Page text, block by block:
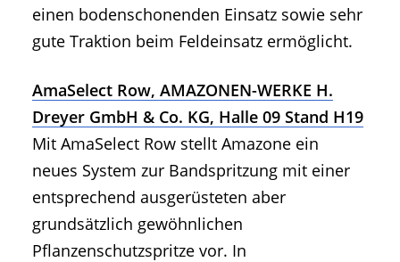
einen bodenschonenden Einsatz sowie sehr
gute Traktion beim Feldeinsatz ermöglicht.
AmaSelect Row, AMAZONEN-WERKE H.
Dreyer GmbH & Co. KG, Halle 09 Stand H19
Mit AmaSelect Row stellt Amazone ein
neues System zur Bandspritzung mit einer
entsprechend ausgerüsteten aber
grundsätzlich gewöhnlichen
Pflanzenschutzspritze vor. In